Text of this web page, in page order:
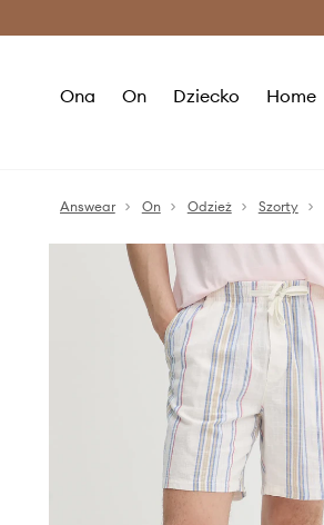
Ona On Dziecko Home
Answear On Odzież Szorty